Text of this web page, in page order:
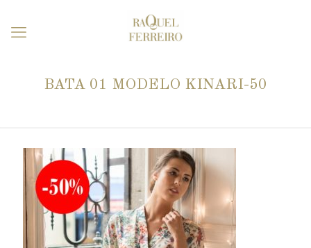
BATA 01 MODELO KINARI-50